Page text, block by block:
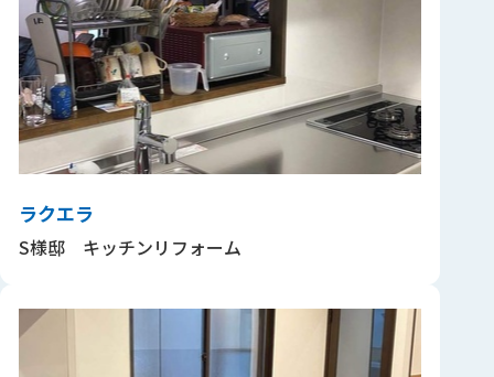
ラクエラ
S様邸 キッチンリフォーム